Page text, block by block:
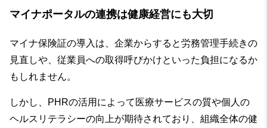
マイナポータルの連携は健康経営にも大切
マイナ保険証の導入は、企業からすると労務管理手続きの
見直しや、従業員への取得呼びかけといった負担になるか
もしれません。
しかし、PHRの活用によって医療サービスの質や個人の
ヘルスリテラシーの向上が期待されており、組織全体の健